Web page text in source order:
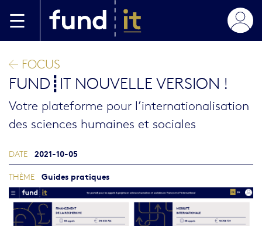
FOCUS
FUND┋IT NOUVELLE VERSION !
Votre plateforme pour l’internationalisation
des sciences humaines et sociales
Image blog
DATE 2021-10-05
THÈME Guides pratiques